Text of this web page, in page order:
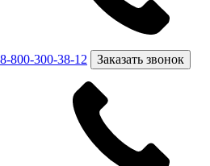
8-800-300-38-12 Заказать звонок